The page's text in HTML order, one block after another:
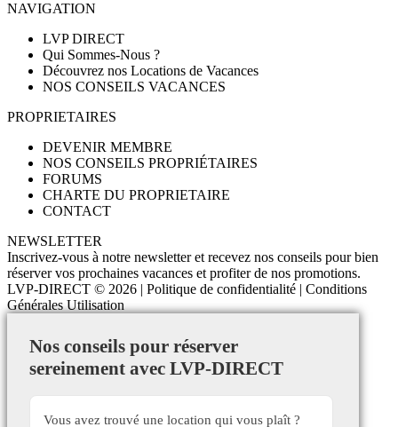
NAVIGATION
LVP DIRECT
Qui Sommes-Nous ?
Découvrez nos Locations de Vacances
NOS CONSEILS VACANCES
PROPRIETAIRES
DEVENIR MEMBRE
NOS CONSEILS PROPRIÉTAIRES
FORUMS
CHARTE DU PROPRIETAIRE
CONTACT
NEWSLETTER
Inscrivez-vous à notre newsletter et recevez nos conseils pour bien
réserver vos prochaines vacances et profiter de nos promotions.
LVP-DIRECT © 2026 | Politique de confidentialité
Conditions
Générales Utilisation
Nos conseils pour réserver
sereinement avec LVP-DIRECT
Vous avez trouvé une location qui vous plaît ?